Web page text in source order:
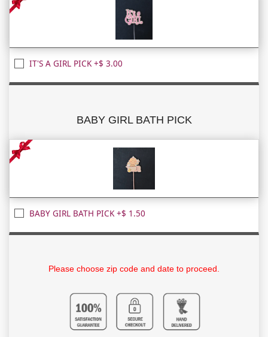
IT'S A GIRL PICK +$ 3.00
BABY GIRL BATH PICK
BABY GIRL BATH PICK +$ 1.50
Please choose zip code and date to proceed.